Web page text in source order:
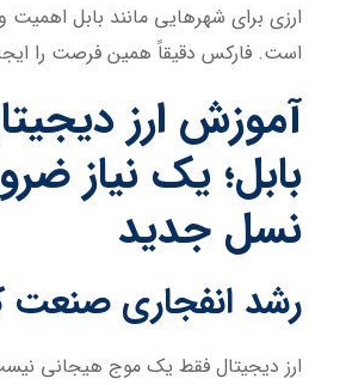
ارزی برای شهرهایی مانند بابل اهمیت
است. فارکس دقیقاً همین فرصت را
آموزش ارز
بابل؛ یک نیاز
نسل جدید
رشد انفجاری صنعت
ارز دیجیتال فقط یک موج هیجانی